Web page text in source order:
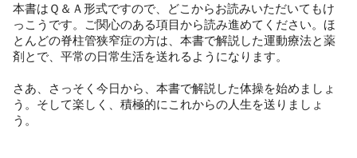
本書はＱ＆Ａ形式ですので、どこからお読みいただいてもけ
っこうです。ご関心のある項目から読み進めてください。ほ
とんどの脊柱管狭窄症の方は、本書で解説した運動療法と薬
剤とで、平常の日常生活を送れるようになります。
さあ、さっそく今日から、本書で解説した体操を始めましょ
う。そして楽しく、積極的にこれからの人生を送りましょ
う。